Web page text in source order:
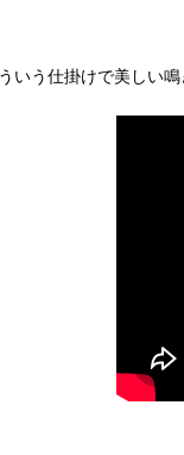
う仕掛けで美しい